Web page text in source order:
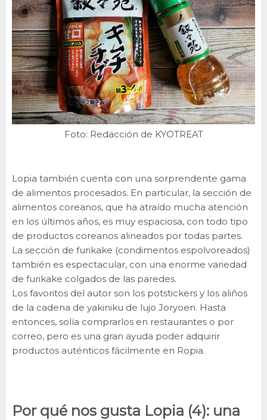
Foto: Redacción de KYOTREAT
Lopia también cuenta con una sorprendente gama
de alimentos procesados. En particular, la sección de
alimentos coreanos, que ha atraído mucha atención
en los últimos años, es muy espaciosa, con todo tipo
de productos coreanos alineados por todas partes.
La sección de furikake (condimentos espolvoreados)
también es espectacular, con una enorme variedad
de furikake colgados de las paredes.
Los favoritos del autor son los potstickers y los aliños
de la cadena de yakiniku de lujo Joryoen. Hasta
entonces, solía comprarlos en restaurantes o por
correo, pero es una gran ayuda poder adquirir
productos auténticos fácilmente en Ropia.
Por qué nos gusta Lopia (4): una